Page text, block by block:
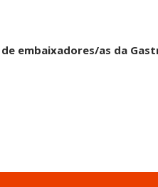
embaixadores/as da